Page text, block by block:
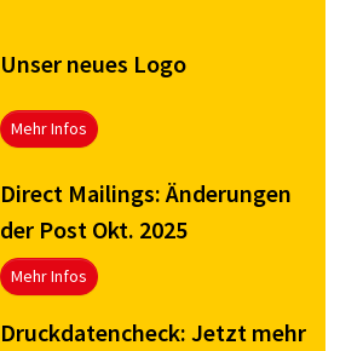
Unser neues Logo
Mehr Infos
Direct Mailings: Änderungen
der Post Okt. 2025
Mehr Infos
Druck­da­ten­check: Jetzt mehr